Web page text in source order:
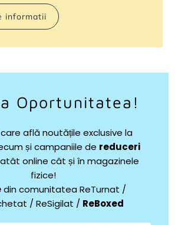
informatii
Oportunitatea!
care află noutățile exclusive la
și campaniile de reduceri
online cât și în magazinele
fizice!
din comunitatea ReTurnat /
/ ReSigilat / ReBoxed